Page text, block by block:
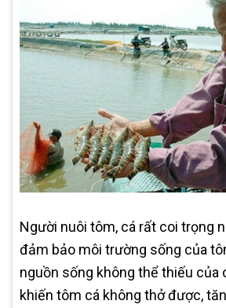
Người nuôi tôm, cá rất coi trọng
đảm bảo môi trường sống của
nguồn sống không thể thiếu của
khiến tôm cá không thở được,